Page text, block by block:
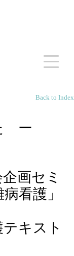
Back to Index
ー
画セミ
看護」
キスト